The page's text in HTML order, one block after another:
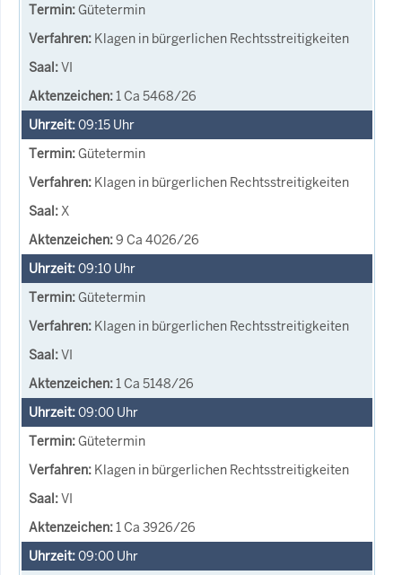
Gütetermin
Klagen in bürgerlichen Rechtsstreitigkeiten
VI
1 Ca 5468/26
09:15 Uhr
Gütetermin
Klagen in bürgerlichen Rechtsstreitigkeiten
X
9 Ca 4026/26
09:10 Uhr
Gütetermin
Klagen in bürgerlichen Rechtsstreitigkeiten
VI
1 Ca 5148/26
09:00 Uhr
Gütetermin
Klagen in bürgerlichen Rechtsstreitigkeiten
VI
1 Ca 3926/26
09:00 Uhr